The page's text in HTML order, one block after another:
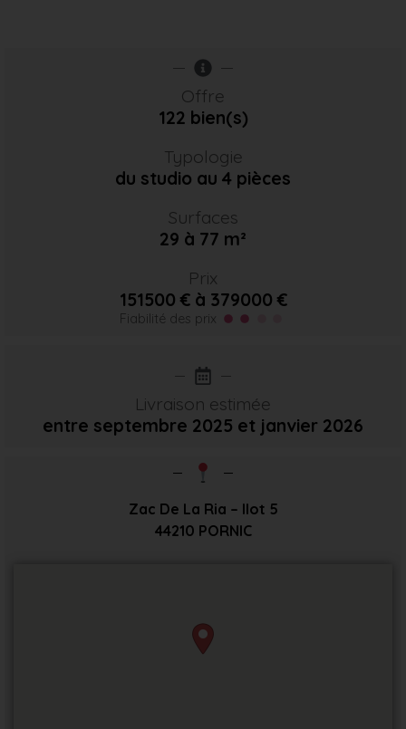
Offre
122 bien(s)
Typologie
du studio au 4 pièces
Surfaces
29 à 77 m²
Prix
151500 € à 379000 €
Fiabilité des prix
Livraison estimée
entre septembre 2025 et janvier 2026
Zac De La Ria – Ilot 5
44210 PORNIC